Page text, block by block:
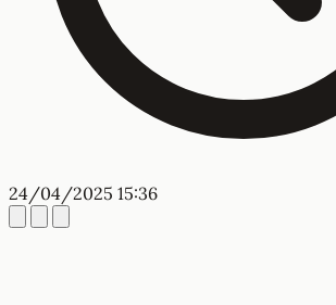
24/04/2025 15:36